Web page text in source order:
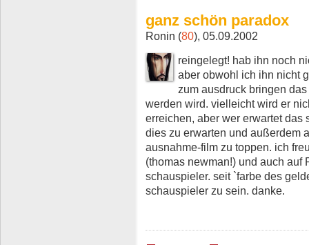
ganz schön paradox
Ronin (80), 05.09.2002
reingelegt! hab ihn noch
aber obwohl ich ihn nicht
zum ausdruck bringen
werden wird. vielleicht wird er
erreichen, aber wer erwartet das
dies zu erwarten und außerdem
ausnahme-film zu toppen. ich
(thomas newman!) und auch auf
schauspieler. seit `farbe des
schauspieler zu sein. danke.